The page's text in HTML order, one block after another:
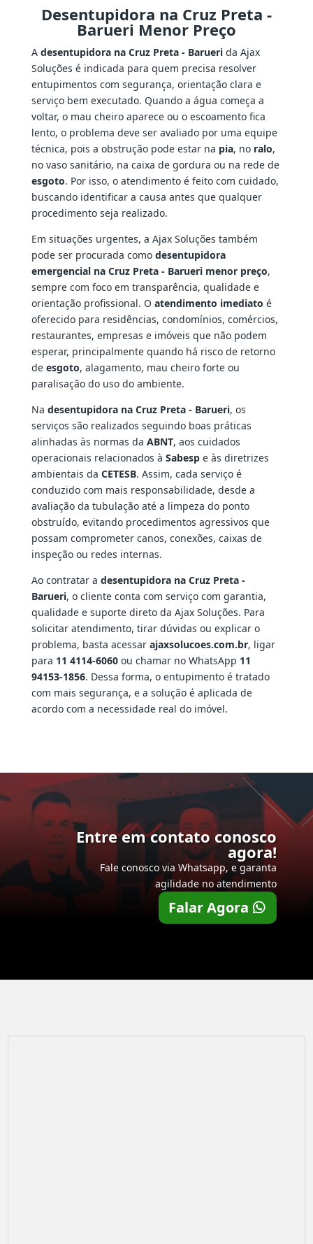
Desentupidora na Cruz Preta -
Barueri Menor Preço
A desentupidora na Cruz Preta - Baruerida Ajax
Soluções é indicada para quem precisa resolver
entupimentos com segurança, orientação clara e
serviço bem executado. Quando a água começa a
voltar, o mau cheiro aparece ou o escoamento fica
lento, o problema deve ser avaliado por uma equipe
técnica, pois a obstrução pode estar na pia, no ralo,
no vaso sanitário, na caixa de gordura ou na rede de
esgoto. Por isso, o atendimento é feito com cuidado,
buscando identificar a causa antes que qualquer
procedimento seja realizado.
Em situações urgentes, a Ajax Soluções também
pode ser procurada como desentupidora
emergencial na Cruz Preta - Barueri menor preço,
sempre com foco em transparência, qualidade e
orientação profissional. O atendimento imediato é
oferecido para residências, condomínios, comércios,
restaurantes, empresas e imóveis que não podem
esperar, principalmente quando há risco de retorno
de esgoto, alagamento, mau cheiro forte ou
paralisação do uso do ambiente.
Na desentupidora na Cruz Preta - Barueri, os
serviços são realizados seguindo boas práticas
alinhadas às normas da ABNT, aos cuidados
operacionais relacionados à Sabespe às diretrizes
ambientais da CETESB. Assim, cada serviço é
conduzido com mais responsabilidade, desde a
avaliação da tubulação até a limpeza do ponto
obstruído, evitando procedimentos agressivos que
possam comprometer canos, conexões, caixas de
inspeção ou redes internas.
Ao contratar a desentupidora na Cruz Preta -
Barueri, o cliente conta com serviço com garantia,
qualidade e suporte direto da Ajax Soluções. Para
solicitar atendimento, tirar dúvidas ou explicar o
problema, basta acessar ajaxsolucoes.com.br, ligar
para 11 4114-6060ou chamar no WhatsApp 11
94153-1856. Dessa forma, o entupimento é tratado
com mais segurança, e a solução é aplicada de
acordo com a necessidade real do imóvel.
Entre em contato conosco
agora!
Fale conosco via Whatsapp, e garanta
agilidade no atendimento
Falar Agora